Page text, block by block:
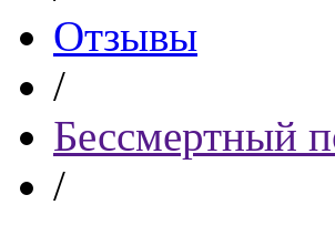
Отзывы
/
Бессмертный
/